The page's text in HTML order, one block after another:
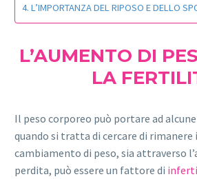
L’IMPORTANZA DEL RIPOSO E DELLO
L’AUMENTO DI
LA
Il peso corporeo può portare ad
quando si tratta di cercare di rimanere
cambiamento di peso, sia attraverso
perdita, può essere un fattore di